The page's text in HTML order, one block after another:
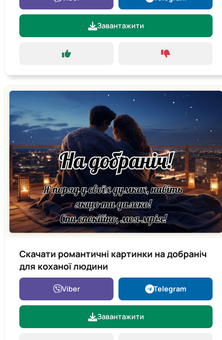
Завантажити
Скачати романтичні картинки на добраніч
для коханої людини
Viber Telegram
Завантажити